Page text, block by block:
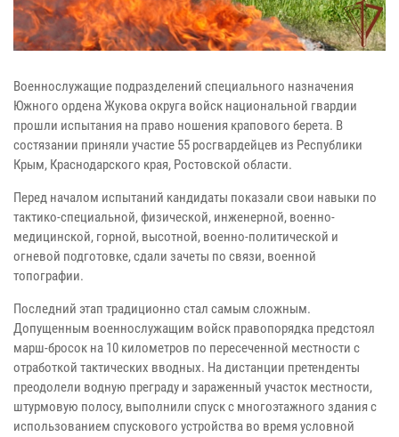
Военнослужащие подразделений специального назначения
Южного ордена Жукова округа войск национальной гвардии
прошли испытания на право ношения крапового берета. В
состязании приняли участие 55 росгвардейцев из Республики
Крым, Краснодарского края, Ростовской области.
Перед началом испытаний кандидаты показали свои навыки по
тактико-специальной, физической, инженерной, военно-
медицинской, горной, высотной, военно-политической и
огневой подготовке, сдали зачеты по связи, военной
топографии.
Последний этап традиционно стал самым сложным.
Допущенным военнослужащим войск правопорядка предстоял
марш-бросок на 10 километров по пересеченной местности с
отработкой тактических вводных. На дистанции претенденты
преодолели водную преграду и зараженный участок местности,
штурмовую полосу, выполнили спуск с многоэтажного здания с
использованием спускового устройства во время условной